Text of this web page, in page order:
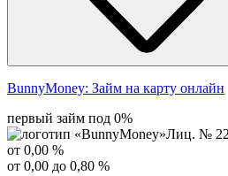
BunnyMoney: Займ на карту онлайн
первый займ под 0%
Лиц. №
от 0,00 %
от 0,00 до 0,80 %